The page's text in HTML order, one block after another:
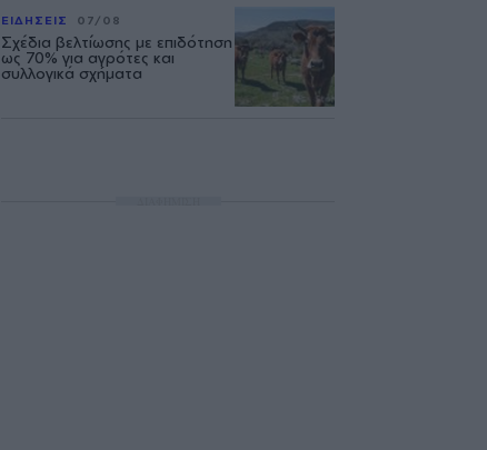
ΕΙΔΗΣΕΙΣ 07/08
Σχέδια βελτίωσης με επιδότηση
ως 70% για αγρότες και
συλλογικά σχήματα